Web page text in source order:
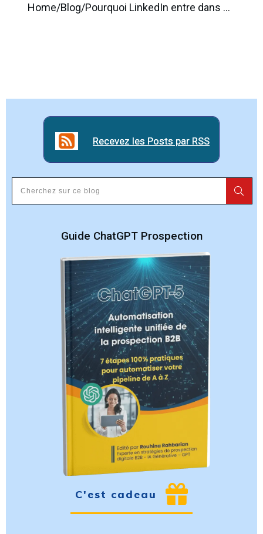
Home/Blog/ Pourquoi LinkedIn entre dans les Plans de Formation Commerciale ?
Recevez les Posts par RSS
Recevez les Posts par RSS
Guide ChatGPT Prospection
C'est cadeau